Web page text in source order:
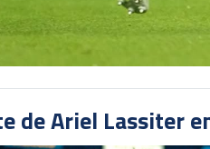
de Ariel Lassiter